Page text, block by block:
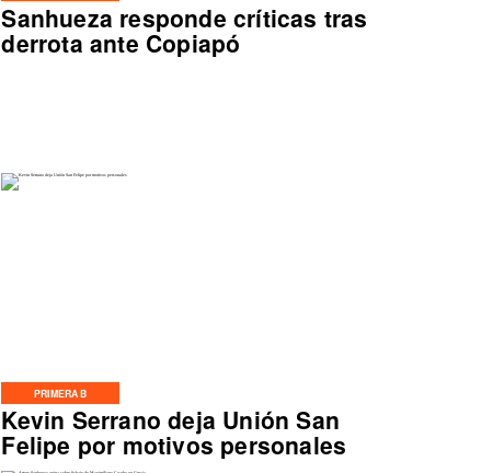
Sanhueza responde críticas tras
derrota ante Copiapó
PRIMERA B
Kevin Serrano deja Unión San
Felipe por motivos personales